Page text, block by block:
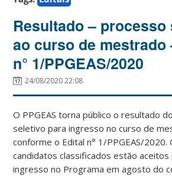
Resultado –
ao curso de mestrado
n° 1/PPGEAS/2020
24/08/2020 22:08
O PPGEAS torna público o resultado
seletivo para ingresso no curso de
conforme o Edital n° 1/PPGEAS/2020.
candidatos classificados estão aceitos
ingresso no Programa em agosto do